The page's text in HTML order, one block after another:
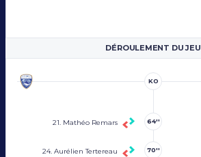
DÉROULEMENT DU JEU
KO
21. Mathéo Remars 64''
24. Aurélien Tertereau 70''